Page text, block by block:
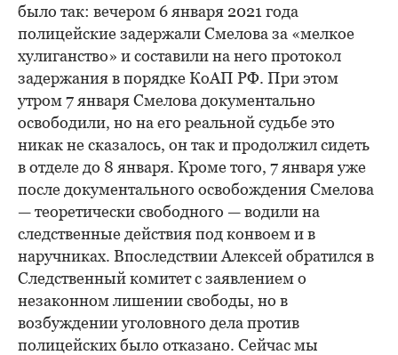
было так: вечером 6 января 2021 года
полицейские задержали Смелова за «мелкое
хулиганство» и составили на него протокол
задержания в порядке КоАП РФ. При этом
утром 7 января Смелова документально
освободили, но на его реальной судьбе это
никак не сказалось, он так и продолжил сидеть
в отделе до 8 января. Кроме того, 7 января уже
после документального освобождения Смелова
— теоретически свободного — водили на
следственные действия под конвоем и в
наручниках. Впоследствии Алексей обратился в
Следственный комитет с заявлением о
незаконном лишении свободы, но в
возбуждении уголовного дела против
полицейских было отказано. Сейчас мы